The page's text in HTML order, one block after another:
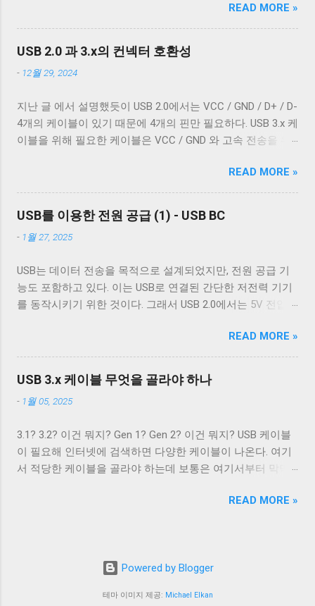
는 두 종류의 차폐가 사용됐다. 하나는 얇은 금속 호일이고,
다른 하나는 얇은 도체의 가닥으로 이루어져 있다. 전자는 보
통 호일 차폐(Foil Shielding)라고 부르고 후자는 편조 차폐
다. 보통 편조 차폐가 저주파수 전자기파를 차단하는 것에 효
과적이고, 호일 차폐가 고주파수 전자기파를 차단하는 데 효
과적이다. USB 3.0의 고속 전송 케이블은 이 두 차폐를 사용하
항이다. 하지만 어지간한 싸구려 케이블을 쓰지 않는 한 요즘
이블이 ...
커서를 줄의 처음으로 이동하지 않는다. 파일을 항상 운영 체
제에 종속적인 애플리케이션을 통해서만 접근한다면 표준과
다른 동작은 문제되지 않는다. 하지만 파일과 입출력의 구분
이 없는 유닉스 계열에서 파일과 프로세스의 입출력이 상호
작용할 때 이 차이는 문제될 수 있다. 이 차이를 다루기 위해
하기 위한 플래그가 POSIX.1 표준이 정의 하는 termios 구조
체의 c_oflag 다. c_oflag 는 터미널이 받은 문자를 출력하기
전에 어떤 후처리를 할지에 대한 플래그다. c_oflag에서 가장
말지에 대한 플래그로 OPOST 가 꺼져있으면 다른 플래그와
상관없이 터미널은 받은 문자열을 그대로 보여준다. 이 플래
그를 끄는 경우는 거의 없다. 하지만 터미널을 텍스트를 보여
서 원하는대로 동작할 수 있게 해주는 플래그는 ONLCR 이다.
ONLCR 이 켜져 있으면 터미널은 출력을 해석할 때 NL 을
CRNL 로 해석한다. 즉, Unix에서도 ONLCR 이 꺼져있다면, LF
위치의 다음 줄로 이동한다. Unix 계열 운영 체제에서 윈도우
할 수 있다. 이외에도 구형 Mac OS 처럼 동작하게 해주는
OCRNL 플래그나 탭문자( 0x09 , \t )를...
READ MORE »
USB 2.0 과 3.x의 컨넥터 호환성
- 12월 29, 2024
지난 글 에서 설명했듯이 USB 2.0에서는 VCC / GND / D+ / D-
4개의 케이블이 있기 때문에 4개의 핀만 필요하다. USB 3.x 케
이블을 위해 필요한 케이블은 VCC / GND 와 고속 전송을 위
에 대한 자세한 설명은 다음 기회에 하도록 하겠다.) 그리고
혹시 차폐에 쌓여있을 수 있는 노이즈를 접지로 보내 안전하
게 제거하기 위한 GND_DRAIN 케이블까지 총 7개의 케이블
이 사용된다. 이 중 VCC 와 GND 는 USB 2.0에서 사용하는 선
과 공유하기 때문에 새로운 5개의 선이 더 필요하다. 이미지
결하기 위해 USB 3.0 표준은 새로운 모양의 Type B 컨넥터를
도입했다. 기존 Type B 컨넥터는 4개의 핀만을 가지고 있고
확장할 수 없는 구조로 돼있기 때문이다. 따라서 Type B 컨넥
USB 3.0 케이블인지 쉽게 구분할 수 있다. 하지만 Type A 컨넥
터나 Type C 컨넥터는 상황이 다르다. 상하 대칭으로 24개의
핀을 가져 최대 12개의 선을 연결할 수 있는 Type C 컨넥터는
야 한다. 그렇지 않으면 다음과 같이 Type C - Type C 케이블
이지만 최대 전송 속도가 480 Mbps인 케이블을 만나게 된다.
USB 2.0 Type C 케이블도 존재한다. Type A 컨넥터는 상황이
설계됐다. 하지만 Type B와는 다르게 Type A 컨넥터는 너무
READ MORE »
USB를 이용한 전원 공급 (1) - USB BC
- 1월 27, 2025
USB는 데이터 전송을 목적으로 설계되었지만, 전원 공급 기
능도 포함하고 있다. 이는 USB로 연결된 간단한 저전력 기기
를 동작시키기 위한 것이다. 그래서 USB 2.0에서는 5V 전압과
가능하다. 하지만 이 스펙은 어디까지나 USB를 통한 데이터
통신을 하는 데 필요한 디바이스를 동작시키기 위함이지,
USB를 전원 공급을 위해 이용하려는 목적은 아니었다. 따라
서 저전력 기기가 아닌 외장 하드 같은 디바이스는 별도의 전
원 공급을 필요로 했고, USB를 통한 전원 충전은 USB가 본래
지만 iPod을 비롯한 많은 MP3 플레이어나 PMP 플레이어들
이 이를 이용한 충전 기능을 가지고 나왔다. 어차피 데이터 통
신을 위해 USB 포트가 필요하니 별도의 충전 포트를 만드는
게 만들 수 있었기 때문이다. 결국 브랜드마다 독자적인 USB
표준의 영역으로 가지고 왔다. SDP DCP CDP 데이터 전송 가
능 데이터 전송 불가 데이터 전송 가능 최대 0.5A(USB 2.0) 최
READ MORE »
USB 3.x 케이블 무엇을 골라야 하나
- 1월 05, 2025
3.1? 3.2? 이건 뭐지? Gen 1? Gen 2? 이건 뭐지? USB 케이블
이 필요해 인터넷에 검색하면 다양한 케이블이 나온다. 여기
서 적당한 케이블을 골라야 하는데 보통은 여기서부터 막막
무슨 차이가 있을까? 3.2 Gen 1은 3.1 Gen 2보다 좋은 것일
보다 발전된 것으로 보인다. 하지만 USB 3.2에서 규정하는 모
READ MORE »
Powered by Blogger
테마 이미지 제공: Michael Elkan